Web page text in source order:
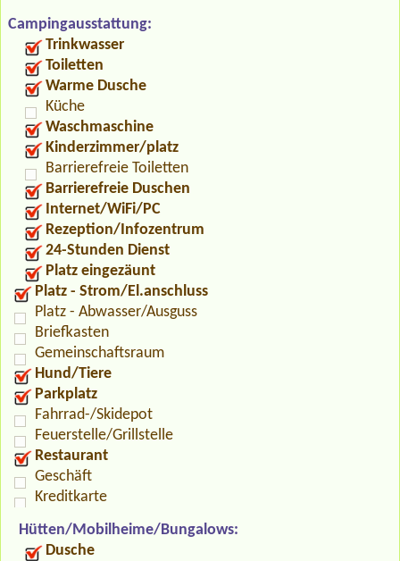
Campingausstattung:
Trinkwasser
Toiletten
Warme Dusche
Küche
Waschmaschine
Kinderzimmer/platz
Barrierefreie Toiletten
Barrierefreie Duschen
Internet/WiFi/PC
Rezeption/Infozentrum
24-Stunden Dienst
Platz eingezäunt
Platz - Strom/El.anschluss
Platz - Abwasser/Ausguss
Briefkasten
Gemeinschaftsraum
Hund/Tiere
Parkplatz
Fahrrad-/Skidepot
Feuerstelle/Grillstelle
Restaurant
Geschäft
Kreditkarte
Hütten/Mobilheime/Bungalows:
Dusche